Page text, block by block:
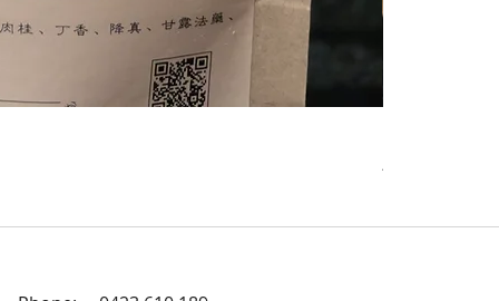
價格
AU$20.00